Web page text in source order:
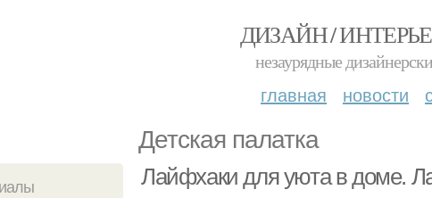
ДИЗАЙН /
незаурядные
главная новости
Детская палатка
Лайфхаки для уюта в доме.